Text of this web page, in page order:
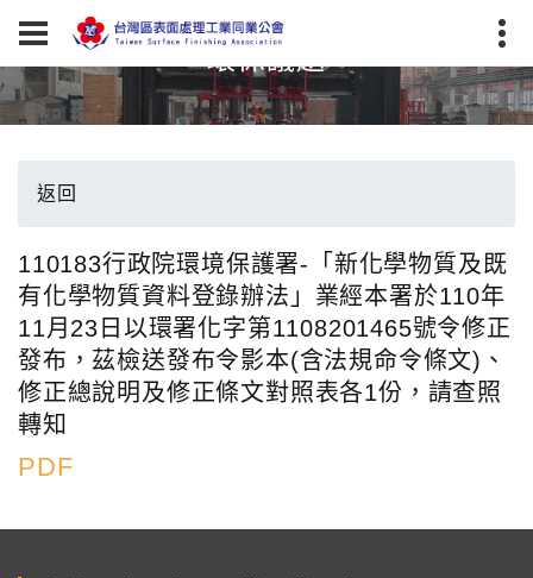
環保議題
返回
110183行政院環境保護署-「新化學物質及既
有化學物質資料登錄辦法」業經本署於110年
11月23日以環署化字第1108201465號令修正
發布，茲檢送發布令影本(含法規命令條文)、
修正總說明及修正條文對照表各1份，請查照
轉知
PDF